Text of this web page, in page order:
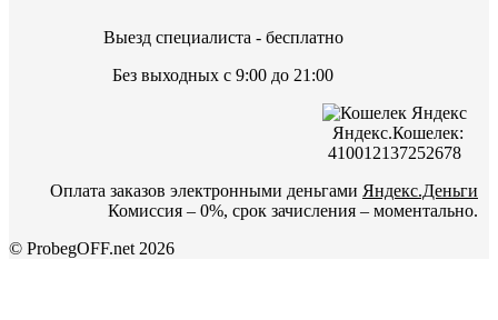
Выезд специалиста - бесплатно
Без выходных с 9:00 до 21:00
Яндекс.Кошелек:
410012137252678
Оплата заказов электронными деньгами Яндекс.Деньги
Комиссия – 0%, срок зачисления – моментально.
© ProbegOFF.net 2026